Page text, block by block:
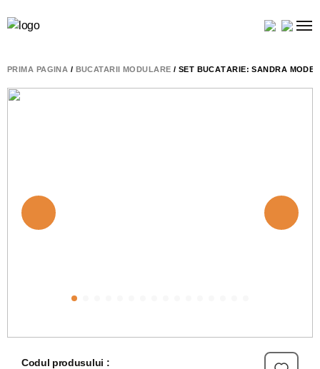
PRIMA PAGINĂ / BUCATARII MODULARE / SET BUCĂTĂRIE: SANDRA
Codul produsului :